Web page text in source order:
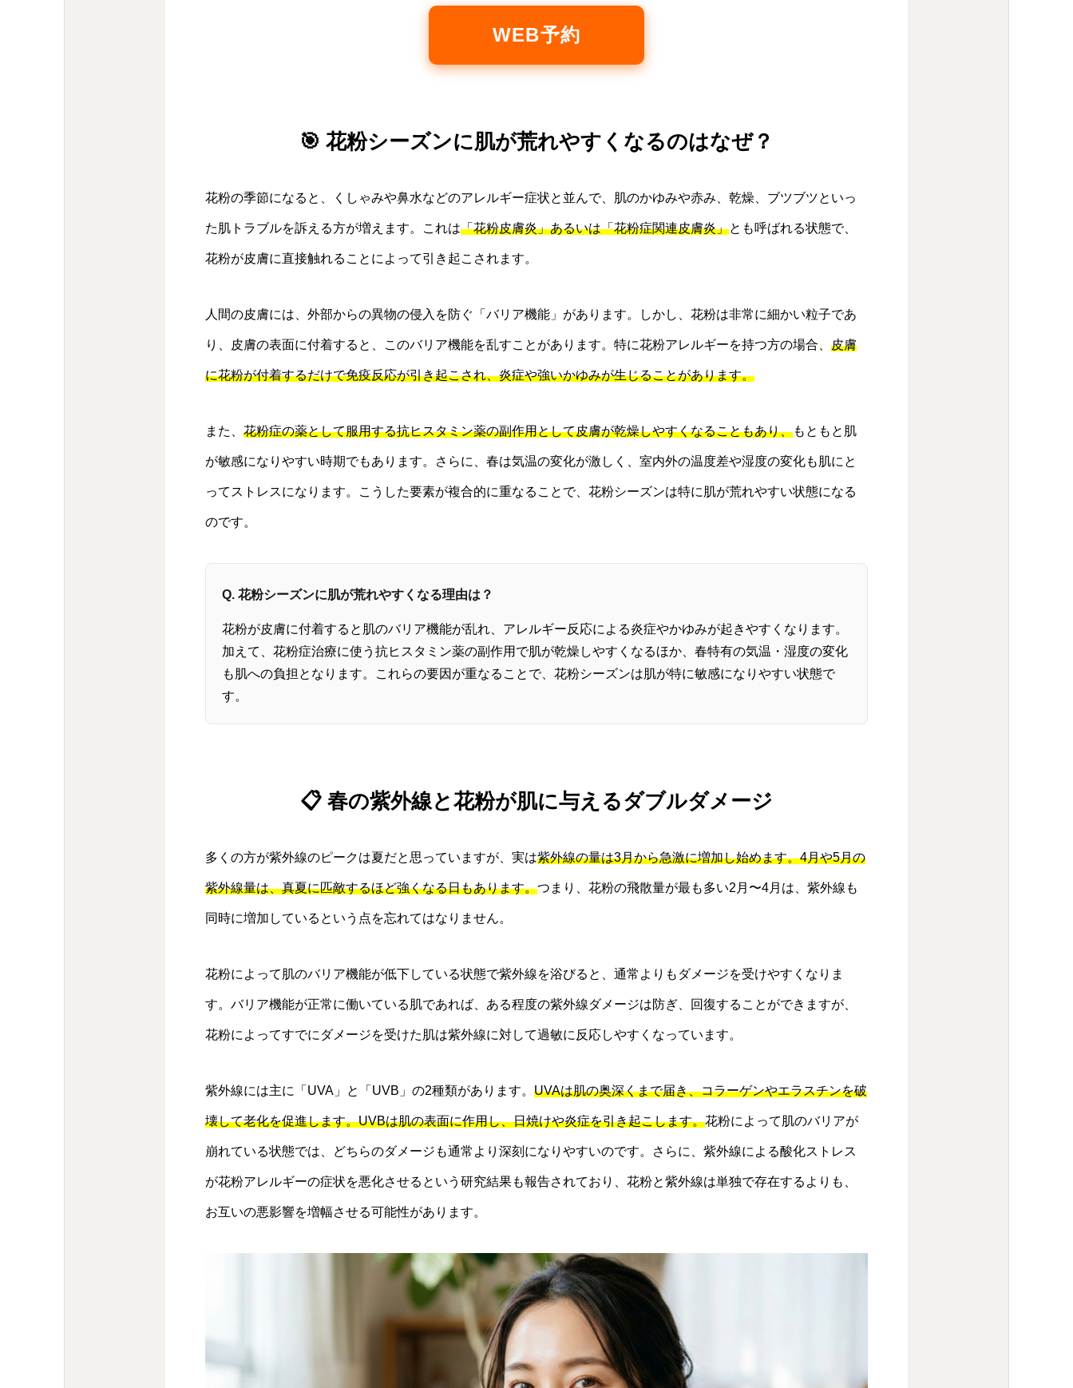
WEB予約
🎯 花粉シーズンに肌が荒れやすくなるのはなぜ？
花粉の季節になると、くしゃみや鼻水などのアレルギー症状と並んで、肌のかゆみや赤み、乾燥、ブツブツといっ
た肌トラブルを訴える方が増えます。これは「花粉皮膚炎」あるいは「花粉症関連皮膚炎」とも呼ばれる状態で、
花粉が皮膚に直接触れることによって引き起こされます。
人間の皮膚には、外部からの異物の侵入を防ぐ「バリア機能」があります。しかし、花粉は非常に細かい粒子であ
り、皮膚の表面に付着すると、このバリア機能を乱すことがあります。特に花粉アレルギーを持つ方の場合、 皮膚
に花粉が付着するだけで免疫反応が引き起こされ、炎症や強いかゆみが生じることがあります。
また、 花粉症の薬として服用する抗ヒスタミン薬の副作用として皮膚が乾燥しやすくなることもあり、もともと肌
が敏感になりやすい時期でもあります。さらに、春は気温の変化が激しく、室内外の温度差や湿度の変化も肌にと
ってストレスになります。こうした要素が複合的に重なることで、花粉シーズンは特に肌が荒れやすい状態になる
のです。
Q. 花粉シーズンに肌が荒れやすくなる理由は？
花粉が皮膚に付着すると肌のバリア機能が乱れ、アレルギー反応による炎症やかゆみが起きやすくなります。
加えて、花粉症治療に使う抗ヒスタミン薬の副作用で肌が乾燥しやすくなるほか、春特有の気温・湿度の変化
も肌への負担となります。これらの要因が重なることで、花粉シーズンは肌が特に敏感になりやすい状態で
す。
📋 春の紫外線と花粉が肌に与えるダブルダメージ
多くの方が紫外線のピークは夏だと思っていますが、実は紫外線の量は3月から急激に増加し始めます。4月や5月の
紫外線量は、真夏に匹敵するほど強くなる日もあります。つまり、花粉の飛散量が最も多い2月〜4月は、紫外線も
同時に増加しているという点を忘れてはなりません。
花粉によって肌のバリア機能が低下している状態で紫外線を浴びると、通常よりもダメージを受けやすくなりま
す。バリア機能が正常に働いている肌であれば、ある程度の紫外線ダメージは防ぎ、回復することができますが、
花粉によってすでにダメージを受けた肌は紫外線に対して過敏に反応しやすくなっています。
紫外線には主に「UVA」と「UVB」の2種類があります。 UVAは肌の奥深くまで届き、コラーゲンやエラスチンを破
壊して老化を促進します。UVBは肌の表面に作用し、日焼けや炎症を引き起こします。花粉によって肌のバリアが
崩れている状態では、どちらのダメージも通常より深刻になりやすいのです。さらに、紫外線による酸化ストレス
が花粉アレルギーの症状を悪化させるという研究結果も報告されており、花粉と紫外線は単独で存在するよりも、
お互いの悪影響を増幅させる可能性があります。